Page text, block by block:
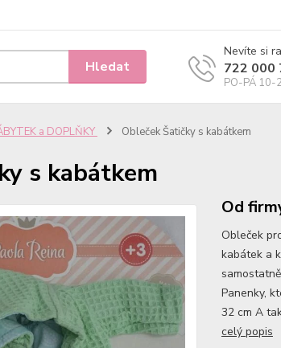
Hledat
Nevíte si
722 000
PO-PÁ 10-
a DOPLŇKY Obleček Šatičky s kabátkem
s kabátkem
Od
Obleček
kabátek a
Panenky,
32 cm A
celý popis